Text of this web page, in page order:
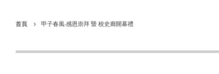
首頁 甲子春風‧感恩崇拜 暨 校史廊開幕禮